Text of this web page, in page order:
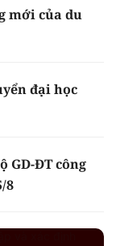
mới của du
đại học
GD-ĐT công
8